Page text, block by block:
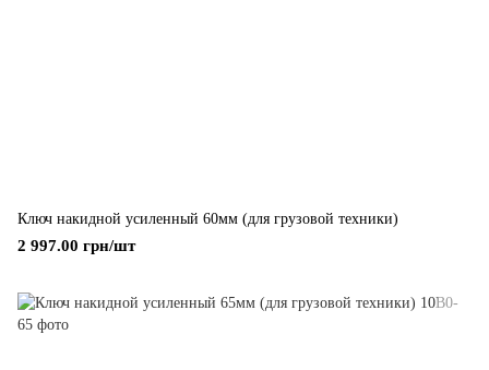
Ключ накидной усиленный 60мм (для грузовой техники)
2 997.00 грн/шт